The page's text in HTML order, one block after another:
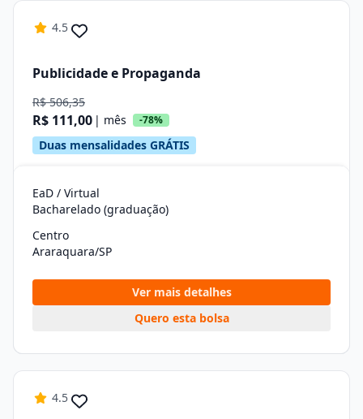
4.5
Publicidade e Propaganda
R$ 506,35
R$ 111,00 | mês -78%
Duas mensalidades GRÁTIS
EaD / Virtual
Bacharelado (graduação)
Centro
Araraquara/SP
Ver mais detalhes
Quero esta bolsa
4.5